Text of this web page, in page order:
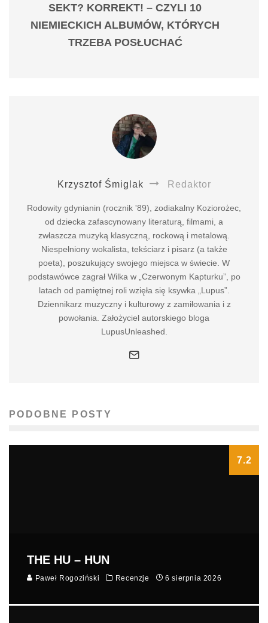
SEKT? KORREKT! – CZYLI 10
NIEMIECKICH ALBUMÓW, KTÓRYCH
TRZEBA POSŁUCHAĆ
Krzysztof Śmiglak Redaktor
Rodowity gdynianin (rocznik '89), zodiakalny Koziorożec,
od dziecka zafascynowany literaturą, filmami, a
zwłaszcza muzyką klasyczną, rockową i metalową.
Niespełniony wokalista, tekściarz i pisarz (a także
poeta), poszukujący swojego miejsca w świecie. W
podstawówce zagrał Wilka w „Czerwonym Kapturku”, po
latach od pamiętnej roli wzięła się ksywka „Lupus”.
Dziennikarz muzyczny i kulturowy z zamiłowania i z
powołania. Założyciel autorskiego bloga
LupusUnleashed.
PODOBNE POSTY
7.2
THE HU – HUN
Paweł Rogoziński Recenzje 6 sierpnia 2026